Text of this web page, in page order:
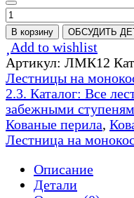
Количество
товара
Лестница
на
монокосоуре
с
коваными
перилами
-
ЛМК12
В корзину ОБСУДИТЬ
Add to wishlist
Артикул: ЛМК12
Лестницы на
2.3. Каталог: Все
забежными
Кованые перила,
Лестница на
Описание
Детали